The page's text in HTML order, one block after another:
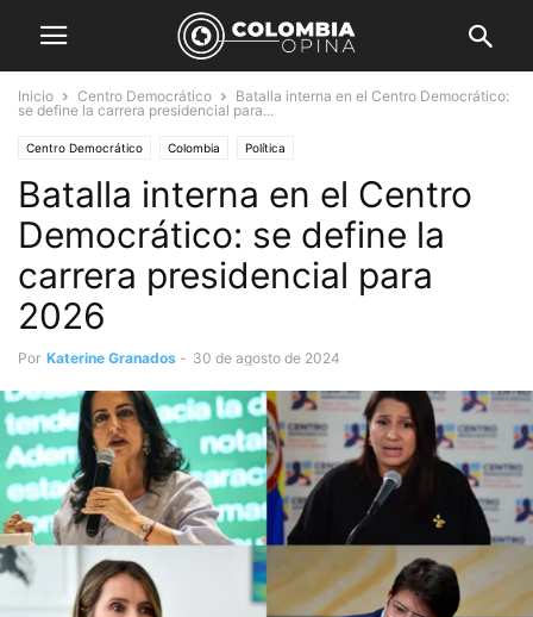
Inicio Centro Democrático
Batalla interna en el Centro Democrático:
se define la carrera presidencial para...
Centro Democrático Colombia Política
Batalla interna en el Centro
Democrático: se define la
carrera presidencial para
2026
Por Katerine Granados - 30 de agosto de 2024